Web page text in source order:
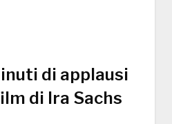
di applausi
di Ira Sachs